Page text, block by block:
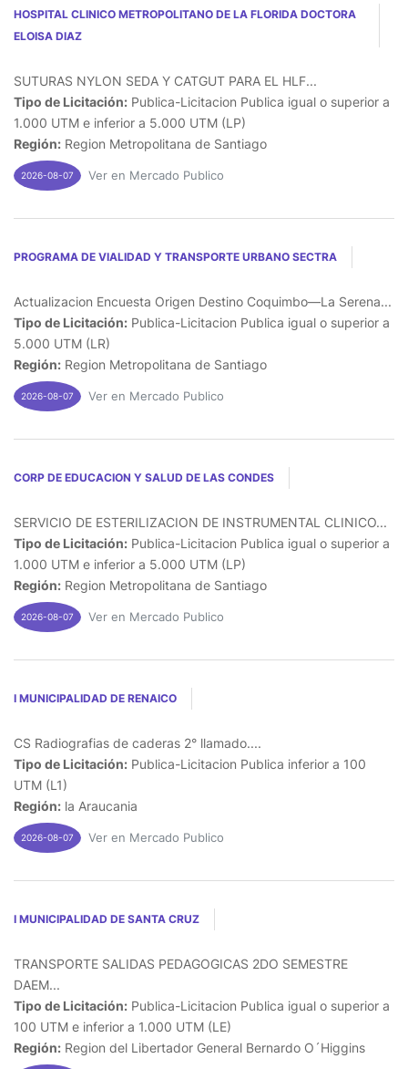
HOSPITAL CLINICO METROPOLITANO DE LA FLORIDA DOCTORA
ELOISA DIAZ
SUTURAS NYLON SEDA Y CATGUT PARA EL HLF...
Tipo de Licitación: Publica-Licitacion Publica igual o superior a
1.000 UTM e inferior a 5.000 UTM (LP)
Región: Region Metropolitana de Santiago
2026-08-07 Ver en Mercado Publico
PROGRAMA DE VIALIDAD Y TRANSPORTE URBANO SECTRA
Actualizacion Encuesta Origen Destino Coquimbo—La Serena...
Tipo de Licitación: Publica-Licitacion Publica igual o superior a
5.000 UTM (LR)
Región: Region Metropolitana de Santiago
2026-08-07 Ver en Mercado Publico
CORP DE EDUCACION Y SALUD DE LAS CONDES
SERVICIO DE ESTERILIZACION DE INSTRUMENTAL CLINICO...
Tipo de Licitación: Publica-Licitacion Publica igual o superior a
1.000 UTM e inferior a 5.000 UTM (LP)
Región: Region Metropolitana de Santiago
2026-08-07 Ver en Mercado Publico
I MUNICIPALIDAD DE RENAICO
CS Radiografias de caderas 2° llamado....
Tipo de Licitación: Publica-Licitacion Publica inferior a 100
UTM (L1)
Región: la Araucania
2026-08-07 Ver en Mercado Publico
I MUNICIPALIDAD DE SANTA CRUZ
TRANSPORTE SALIDAS PEDAGOGICAS 2DO SEMESTRE
DAEM...
Tipo de Licitación: Publica-Licitacion Publica igual o superior a
100 UTM e inferior a 1.000 UTM (LE)
Región: Region del Libertador General Bernardo O´Higgins